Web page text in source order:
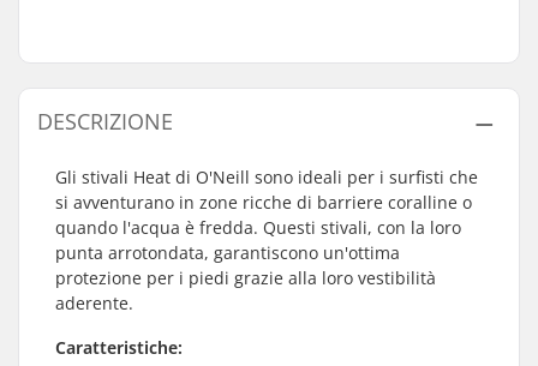
DESCRIZIONE
Gli stivali Heat di O'Neill sono ideali per i surfisti che
si avventurano in zone ricche di barriere coralline o
quando l'acqua è fredda. Questi stivali, con la loro
punta arrotondata, garantiscono un'ottima
protezione per i piedi grazie alla loro vestibilità
aderente.
Caratteristiche: